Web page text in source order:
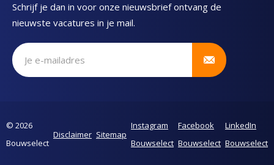
Schrijf je dan in voor onze nieuwsbrief ontvang de
nieuwste vacatures in je mail.
Schrijf je in voor onze nieuwsbrief
© 2026
Bouwselect
Disclaimer Sitemap
Instagram
Bouwselect
Facebook
Bouwselect
LinkedIn
Bouwselect